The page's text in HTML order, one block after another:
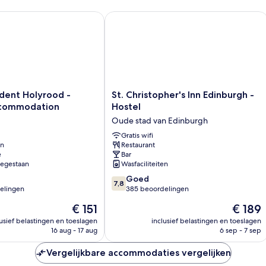
Holyrood -
De
prijs
is
€ 151
belastingen en toeslagen
16 aug - 17 aug
Holyrood - Campus Accommodation
St.
Christopher's
Edinburgh
-
Hostel
Oude
stad
van
Edinburgh
St. Christopher's Inn Edinburgh -
Hostel
Oude stad van Edinburgh
Gratis wifi
Restaurant
Bar
Wasfaciliteiten
7.8
van
7,8 Goed
385 beoordelingen
De
prijs
is
€ 189
inclusief belastingen en toeslagen
6 sep - 7 sep
St. Christopher's Inn Edinburgh -
Vergelijkbare accommodaties vergelijken